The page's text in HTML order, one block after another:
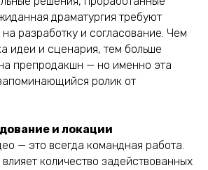
драматургия требуют
разработку и согласование. Чем
идеи и сценария, тем больше
препродакшн — но именно эта
ролик от
и локации
— это всегда командная работа.
количество задействованных